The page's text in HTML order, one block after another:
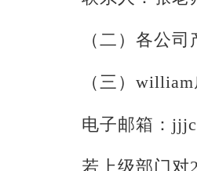
（二）各公
（三）
电子邮箱：
若上级部门对